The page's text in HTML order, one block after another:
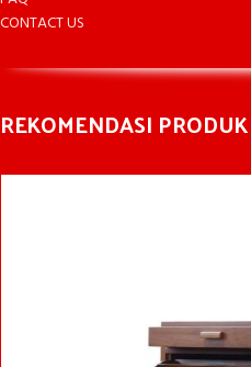
CONTACT US
REKOMENDASI